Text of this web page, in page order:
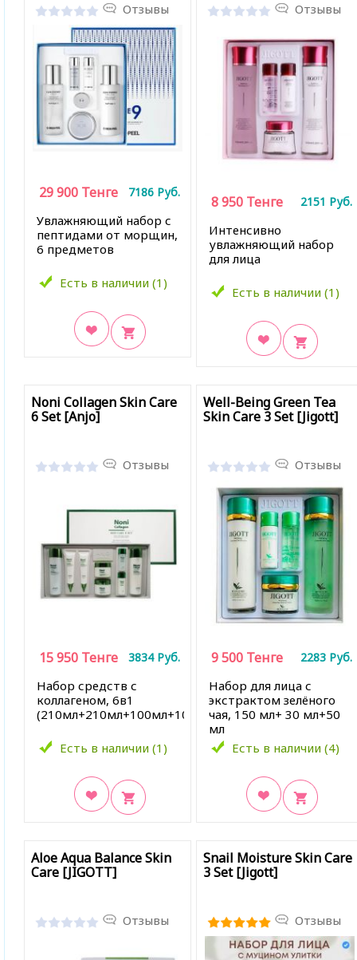
Отзывы
Увлажняющий набор с
пептидами от морщин,
6 предметов
Есть в наличии (1)
29 900 Тенге 7186 Руб.
Отзывы
Интенсивно
увлажняющий набор
для лица
Есть в наличии (1)
8 950 Тенге 2151 Руб.
Noni Collagen Skin Care
6 Set [Anjo]
Отзывы
Набор средств с
коллагеном, 6в1
(210мл+210мл+100мл+100мл+40мл+40мл+30мл
Есть в наличии (1)
15 950 Тенге 3834 Руб.
Well-Being Green Tea
Skin Care 3 Set [Jigott]
Отзывы
Набор для лица с
экстрактом зелёного
чая, 150 мл+ 30 мл+50
мл
Есть в наличии (4)
9 500 Тенге 2283 Руб.
Aloe Aqua Balance Skin
Care [JIGOTT]
Отзывы
Snail Moisture Skin Care
3 Set [Jigott]
Отзывы